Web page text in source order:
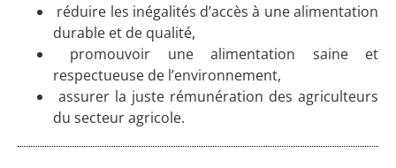
réduire les inégalités d’accès à une alimentation
durable et de qualité,
promouvoir une alimentation saine et
respectueuse de l’environnement,
assurer la juste rémunération des agriculteurs
du secteur agricole.